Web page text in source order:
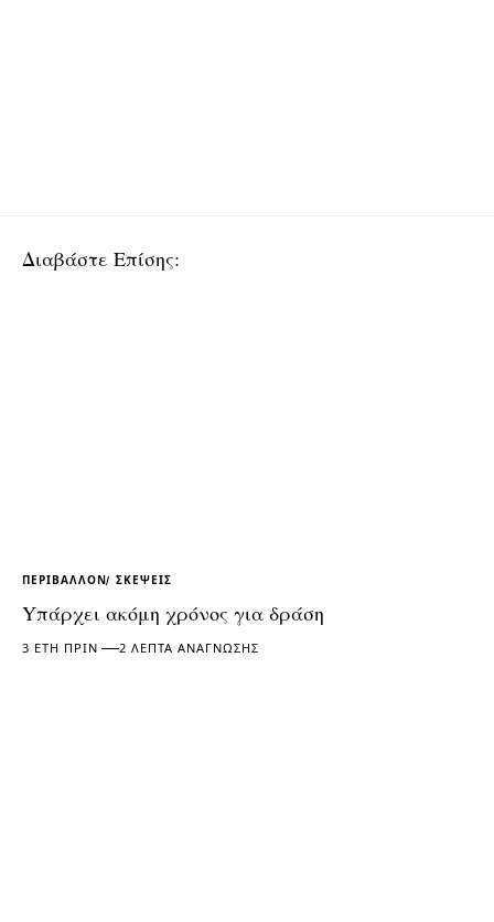
Διαβάστε Επίσης:
ΠΕΡΙΒΆΛΛΟΝ ΣΚΈΨΕΙΣ
Yπάρχει ακόμη χρόνος για δράση
3 ΈΤΗ ΠΡΙΝ 2 ΛΕΠΤΆ ΑΝΆΓΝΩΣΗΣ